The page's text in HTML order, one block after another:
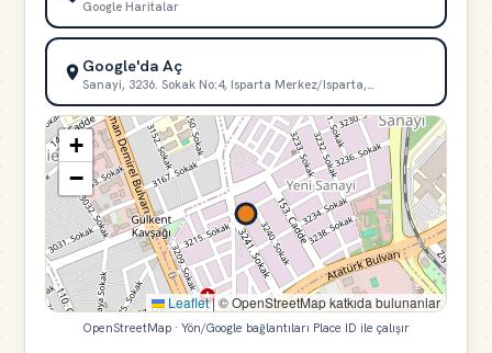
Google Haritalar
Google'da Aç
Sanayi, 3236. Sokak No:4, Isparta Merkez/Isparta,…
+
−
Leaflet|© OpenStreetMap katkıda bulunanlar
OpenStreetMap · Yön/Google bağlantıları Place ID ile çalışır